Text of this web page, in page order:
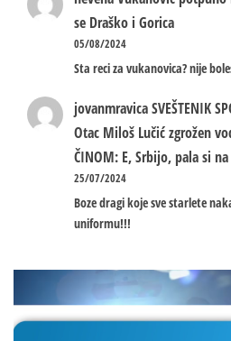
se Draško i Gorica
05/08/2024
Sta reci za vukanovica? nije
jovanmravicaSVEŠTENIK
Otac Miloš Lučić zgrožen
ČINOM: E, Srbijo, pala si
25/07/2024
Boze dragi koje sve starlete
uniformu!!!